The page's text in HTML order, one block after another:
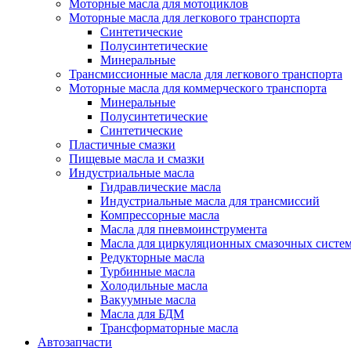
Моторные масла для мотоциклов
Моторные масла для легкового транспорта
Синтетические
Полусинтетические
Минеральные
Трансмиссионные масла для легкового транспорта
Моторные масла для коммерческого транспорта
Минеральные
Полусинтетические
Синтетические
Пластичные смазки
Пищевые масла и смазки
Индустриальные масла
Гидравлические масла
Индустриальные масла для трансмиссий
Компрессорные масла
Масла для пневмоинструмента
Масла для циркуляционных смазочных
Редукторные масла
Турбинные масла
Холодильные масла
Вакуумные масла
Масла для БДМ
Трансформаторные масла
Автозапчасти